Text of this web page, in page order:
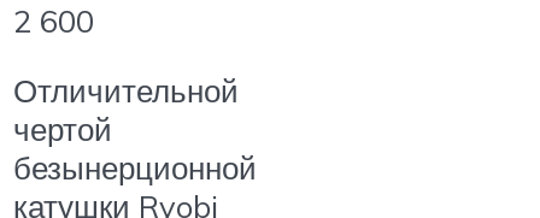
2 600
Отличительной
чертой
безынерционной
катушки Ryobi